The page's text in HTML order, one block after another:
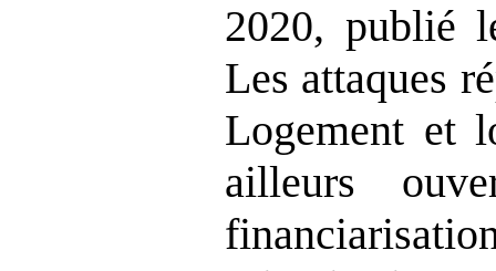
2020, publié
Les attaques
Logement et
ailleurs